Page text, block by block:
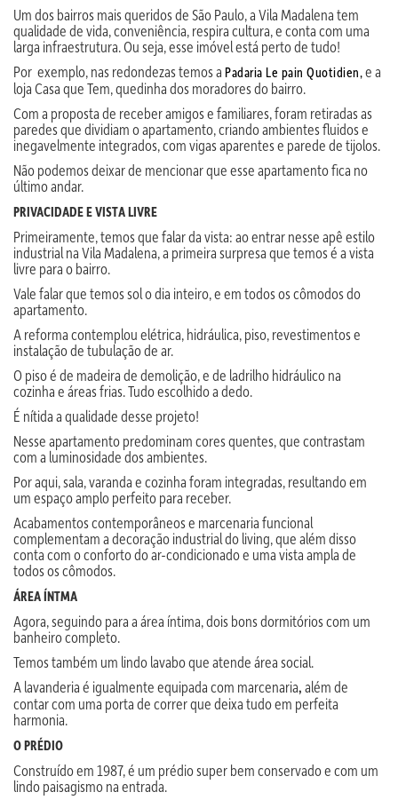
Um dos bairros mais queridos de São Paulo, a Vila Madalena tem
qualidade de vida, conveniência, respira cultura, e conta com uma
larga infraestrutura. Ou seja, esse imóvel está perto de tudo!
Por exemplo, nas redondezas temos a Padaria Le pain Quotidien,e a
loja Casa que Tem, quedinha dos moradores do bairro.
Com a proposta de receber amigos e familiares, foram retiradas as
paredes que dividiam o apartamento, criando ambientes fluidos e
inegavelmente integrados, com vigas aparentes e parede de tijolos.
Não podemos deixar de mencionar que esse apartamento fica no
último andar.
PRIVACIDADE E VISTA LIVRE
Primeiramente, temos que falar da vista: ao entrar nesse apê estilo
industrial na Vila Madalena, a primeira surpresa que temos é a vista
livre para o bairro.
Vale falar que temos sol o dia inteiro, e em todos os cômodos do
apartamento.
A reforma contemplou elétrica, hidráulica, piso, revestimentos e
instalação de tubulação de ar.
O piso é de madeira de demolição, e de ladrilho hidráulico na
cozinha e áreas frias. Tudo escolhido a dedo.
É nítida a qualidade desse projeto!
Nesse apartamento predominam cores quentes, que contrastam
com a luminosidade dos ambientes.
Por aqui, sala, varanda e cozinha foram integradas, resultando em
um espaço amplo perfeito para receber.
Acabamentos contemporâneos e marcenaria funcional
complementam a decoração industrial do living, que além disso
conta com o conforto do ar-condicionado e uma vista ampla de
todos os cômodos.
ÁREA ÍNTMA
Agora, seguindo para a área íntima, dois bons dormitórios com um
banheiro completo.
Temos também um lindo lavabo que atende área social.
A lavanderia é igualmente equipada com marcenaria, além de
contar com uma porta de correr que deixa tudo em perfeita
harmonia.
O PRÉDIO
Construído em 1987, é um prédio super bem conservado e com um
lindo paisagismo na entrada.